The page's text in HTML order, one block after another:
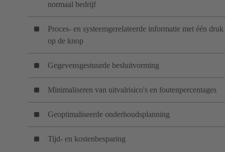
normaal bedrijf
Proces- en systeemgerelateerde informatie met één druk
op de knop
Gegevensgestuurde besluitvorming
Minimaliseren van uitvalrisico's en foutenpercentages
Geoptimaliseerde onderhoudsplanning
Tijd- en kostenbesparing